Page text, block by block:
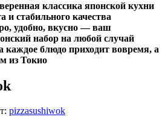
классика японской кухни
и стабильного качества
удобно, вкусно — ваш
набор на любой случай
каждое блюдо приходит вовремя, а
из Токио
pizzasushiwok